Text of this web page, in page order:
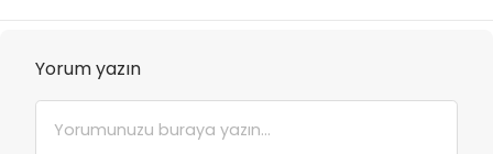
Yorum yazın